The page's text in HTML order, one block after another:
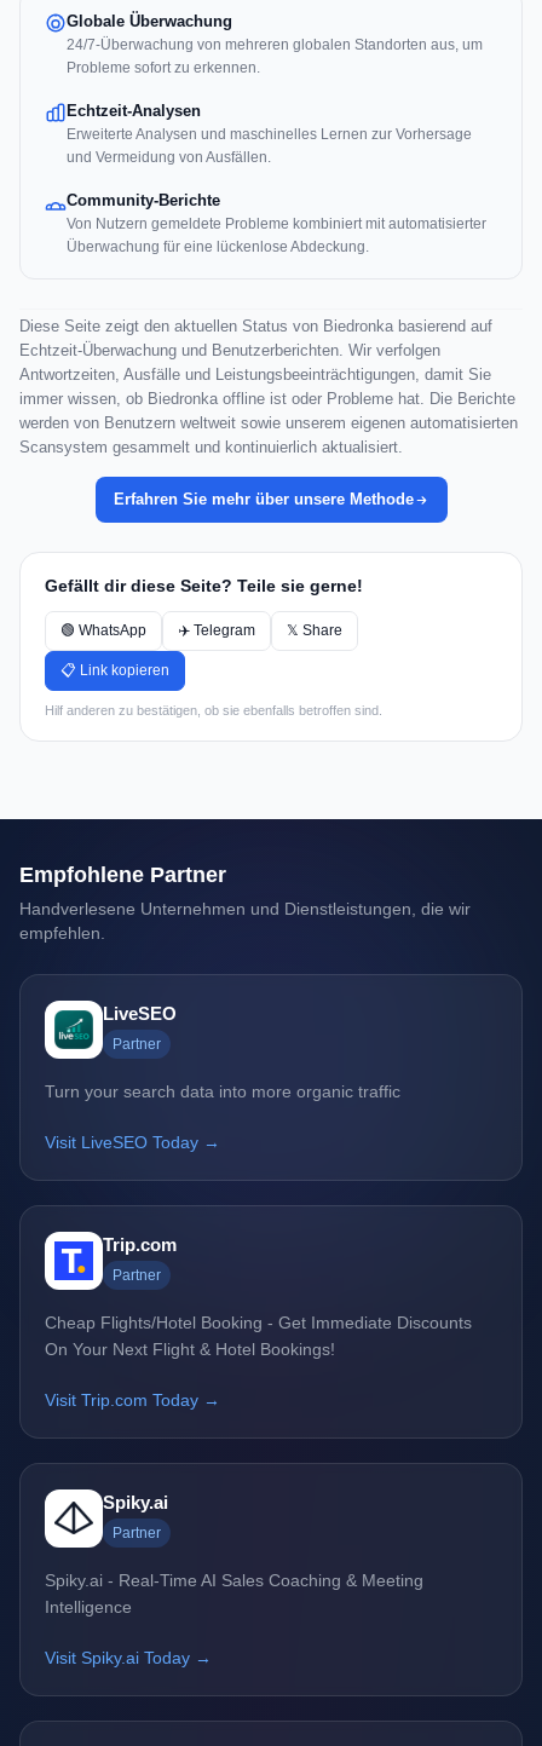
Globale Überwachung
24/7-Überwachung von mehreren globalen Standorten aus, um
Probleme sofort zu erkennen.
Echtzeit-Analysen
Erweiterte Analysen und maschinelles Lernen zur Vorhersage
und Vermeidung von Ausfällen.
Community-Berichte
Von Nutzern gemeldete Probleme kombiniert mit automatisierter
Überwachung für eine lückenlose Abdeckung.
Diese Seite zeigt den aktuellen Status von Biedronka basierend auf
Echtzeit-Überwachung und Benutzerberichten. Wir verfolgen
Antwortzeiten, Ausfälle und Leistungsbeeinträchtigungen, damit Sie
immer wissen, ob Biedronka offline ist oder Probleme hat. Die Berichte
werden von Benutzern weltweit sowie unserem eigenen automatisierten
Scansystem gesammelt und kontinuierlich aktualisiert.
Erfahren Sie mehr über unsere Methode
Gefällt dir diese Seite? Teile sie gerne!
🟢 WhatsApp ✈️ Telegram 𝕏 Share
📋 Link kopieren
Hilf anderen zu bestätigen, ob sie ebenfalls betroffen sind.
Empfohlene Partner
Handverlesene Unternehmen und Dienstleistungen, die wir
empfehlen.
LiveSEO
Partner
Turn your search data into more organic traffic
Visit LiveSEO Today →
Trip.com
Partner
Cheap Flights/Hotel Booking - Get Immediate Discounts
On Your Next Flight & Hotel Bookings!
Visit Trip.com Today →
Spiky.ai
Partner
Spiky.ai - Real-Time AI Sales Coaching & Meeting
Intelligence
Visit Spiky.ai Today →